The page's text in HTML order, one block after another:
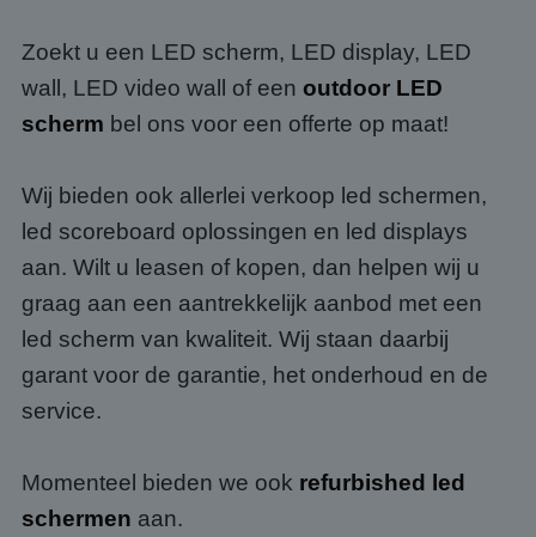
Zoekt u een LED scherm, LED display, LED
wall, LED video wall of een outdoor LED
scherm bel ons voor een offerte op maat!
Wij bieden ook allerlei verkoop led schermen,
led scoreboard oplossingen en led displays
aan. Wilt u leasen of kopen, dan helpen wij u
graag aan een aantrekkelijk aanbod met een
led scherm van kwaliteit. Wij staan daarbij
garant voor de garantie, het onderhoud en de
service.
Momenteel bieden we ook refurbished led
schermen aan.